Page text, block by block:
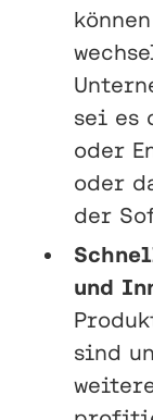
sei es
oder
oder
der
und
sind